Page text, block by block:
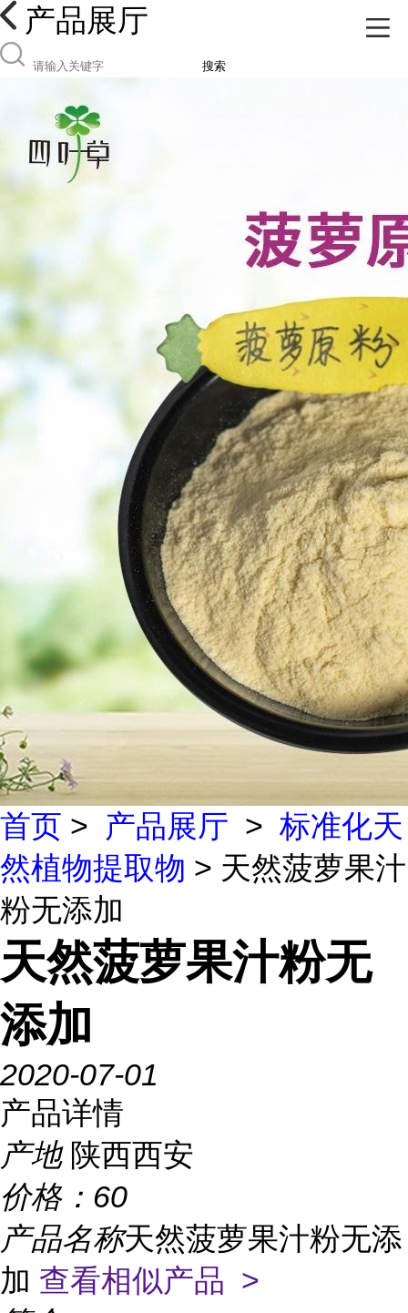
产品展厅
搜索
首页 > 产品展厅 > 标准化天
然植物提取物 > 天然菠萝果汁
粉无添加
天然菠萝果汁粉无
添加
2020-07-01
产品详情
产地 陕西西安
价格： 60
产品名称天然菠萝果汁粉无添
加 查看相似产品 >